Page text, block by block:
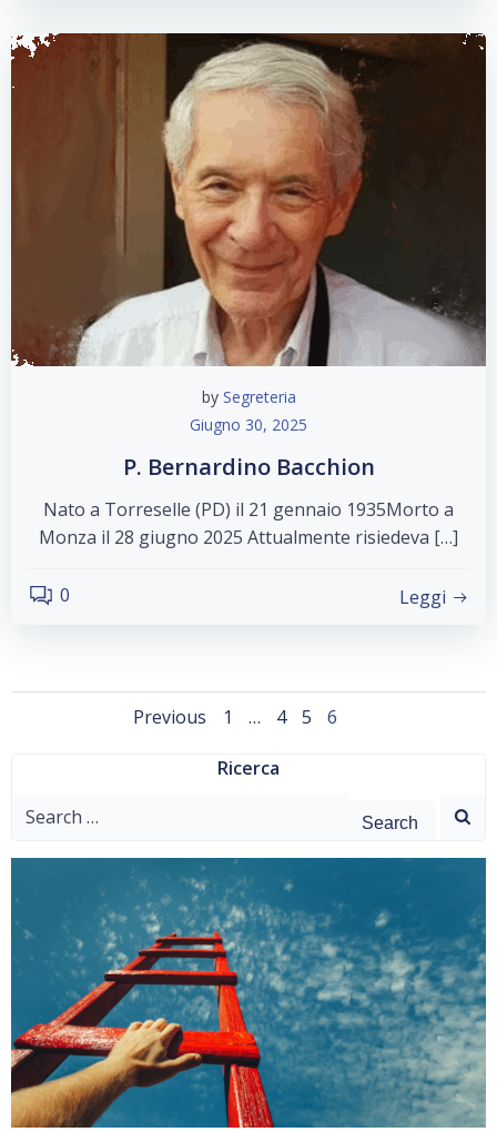
by Segreteria
Giugno 30, 2025
P. Bernardino Bacchion
Nato a Torreselle (PD) il 21 gennaio 1935Morto a
Monza il 28 giugno 2025 Attualmente risiedeva […]
0 Leggi
Posts
navigation
Previous
Posts
navigation
Page
1 … Page
4 Page
5 Page
6
Ricerca
Search